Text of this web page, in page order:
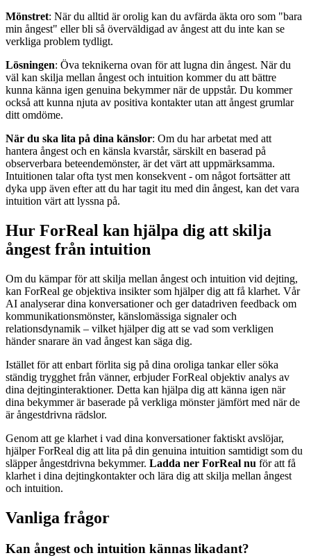
Mönstret: När du alltid är orolig kan du avfärda äkta oro som "bara
min ångest" eller bli så överväldigad av ångest att du inte kan se
verkliga problem tydligt.
Lösningen: Öva teknikerna ovan för att lugna din ångest. När du
väl kan skilja mellan ångest och intuition kommer du att bättre
kunna känna igen genuina bekymmer när de uppstår. Du kommer
också att kunna njuta av positiva kontakter utan att ångest grumlar
ditt omdöme.
När du ska lita på dina känslor: Om du har arbetat med att
hantera ångest och en känsla kvarstår, särskilt en baserad på
observerbara beteendemönster, är det värt att uppmärksamma.
Intuitionen talar ofta tyst men konsekvent - om något fortsätter att
dyka upp även efter att du har tagit itu med din ångest, kan det vara
intuition värt att lyssna på.
Hur ForReal kan hjälpa dig att skilja
ångest från intuition
Om du kämpar för att skilja mellan ångest och intuition vid dejting,
kan ForReal ge objektiva insikter som hjälper dig att få klarhet. Vår
AI analyserar dina konversationer och ger datadriven feedback om
kommunikationsmönster, känslomässiga signaler och
relationsdynamik – vilket hjälper dig att se vad som verkligen
händer snarare än vad ångest kan säga dig.
Istället för att enbart förlita sig på dina oroliga tankar eller söka
ständig trygghet från vänner, erbjuder ForReal objektiv analys av
dina dejtinginteraktioner. Detta kan hjälpa dig att känna igen när
dina bekymmer är baserade på verkliga mönster jämfört med när de
är ångestdrivna rädslor.
Genom att ge klarhet i vad dina konversationer faktiskt avslöjar,
hjälper ForReal dig att lita på din genuina intuition samtidigt som du
släpper ångestdrivna bekymmer. Ladda ner ForReal nu för att få
klarhet i dina dejtingkontakter och lära dig att skilja mellan ångest
och intuition.
Vanliga frågor
Kan ångest och intuition kännas likadant?